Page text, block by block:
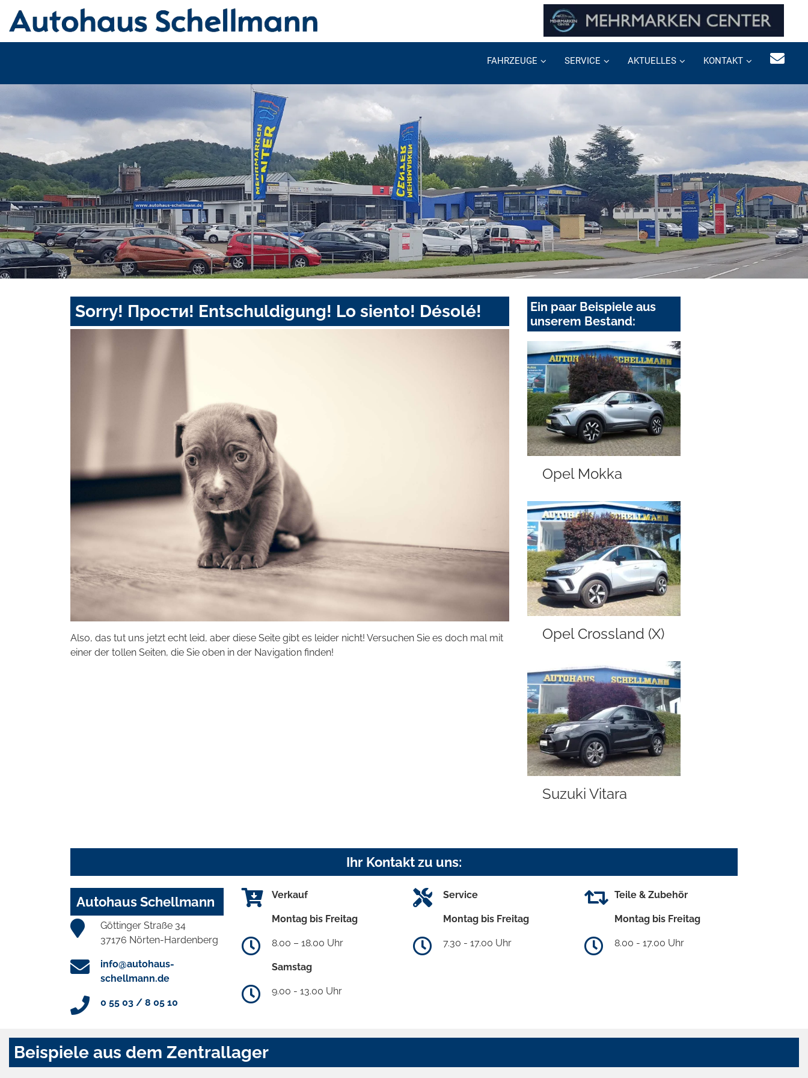
FAHRZEUGE SERVICE AKTUELLES KONTAKT
Sorry! Прости! Entschuldigung! Lo siento! Désolé!
Also, das tut uns jetzt echt leid, aber diese Seite gibt es leider nicht! Versuchen Sie es doch mal mit
einer der tollen Seiten, die Sie oben in der Navigation finden!
Ein paar Beispiele aus
unserem Bestand:
Opel Mokka
Opel Crossland (X)
Suzuki Vitara
Ihr Kontakt zu uns:
Autohaus Schellmann
Göttinger Straße 34
37176 Nörten-Hardenberg
info@autohaus-
schellmann.de
0 55 03 / 8 05 10
Verkauf
Montag bis Freitag
8.00 – 18.00 Uhr
Samstag
9.00 - 13.00 Uhr
Service
Montag bis Freitag
7.30 - 17.00 Uhr
Teile & Zubehör
Montag bis Freitag
8.00 - 17.00 Uhr
Beispiele aus dem Zentrallager